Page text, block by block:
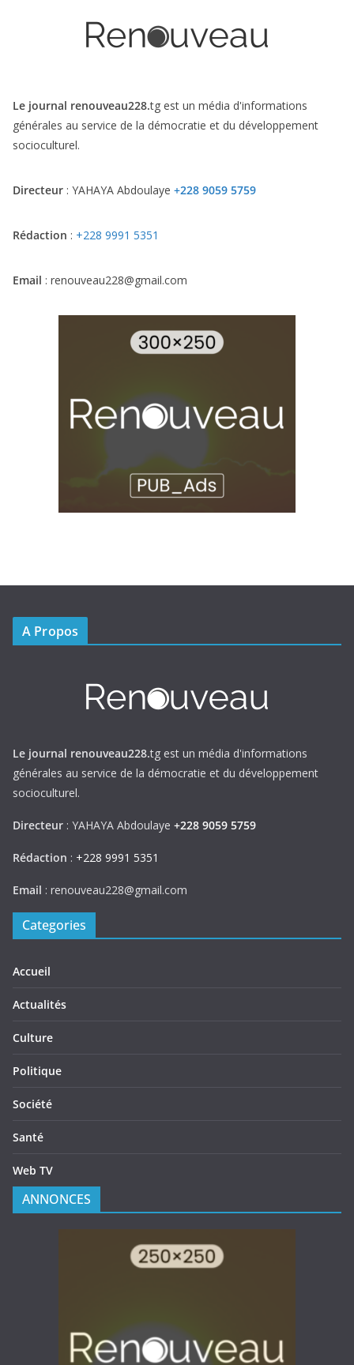
Le journal renouveau228.tg est un média d'informations
générales au service de la démocratie et du développement
socioculturel.
Directeur : YAHAYA Abdoulaye +228 9059 5759
Rédaction : +228 9991 5351
Email : renouveau228@gmail.com
A Propos
Le journal renouveau228.tg est un média d'informations
générales au service de la démocratie et du développement
socioculturel.
Directeur : YAHAYA Abdoulaye +228 9059 5759
Rédaction : +228 9991 5351
Email : renouveau228@gmail.com
Categories
Accueil
Actualités
Culture
Politique
Société
Santé
Web TV
ANNONCES